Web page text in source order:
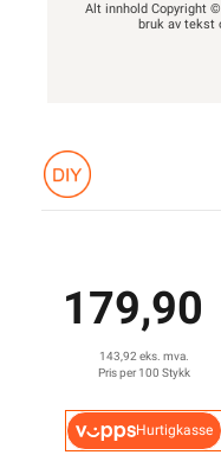
Alt innhold Copyright
bruk av tekst
179,90
143,92 eks. mva.
Pris per 100 Stykk
Hurtigkasse